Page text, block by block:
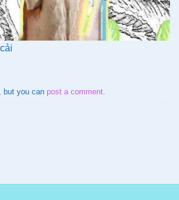
but you can post a comment.